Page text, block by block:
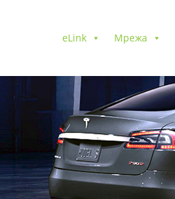
eLink Мрежа